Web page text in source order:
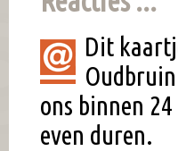
Dit
ons binnen
even duren.